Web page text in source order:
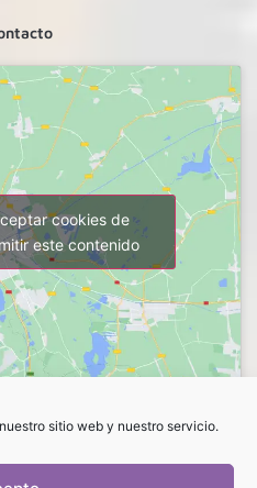
sitio web y nuestro servicio.
cookies de
este contenido
57.